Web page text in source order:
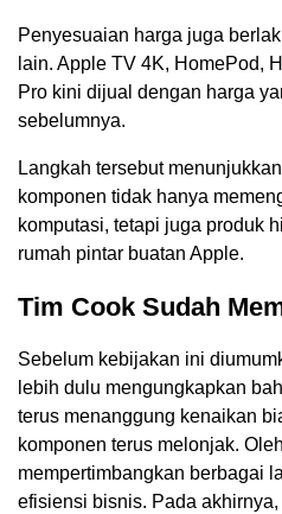
Penyesuaian harga juga
lain. Apple TV 4K, HomePod,
Pro kini dijual dengan harga
sebelumnya.
Langkah tersebut
komponen tidak hanya
komputasi, tetapi juga produk
rumah pintar buatan Apple.
Tim Cook Sudah
Sebelum kebijakan ini
lebih dulu mengungkapkan
terus menanggung kenaikan
komponen terus melonjak.
mempertimbangkan berbagai
efisiensi bisnis. Pada